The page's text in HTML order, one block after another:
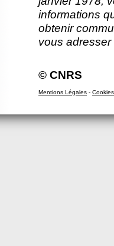
informations
obtenir
vous
© CNRS
Mentions Légales - Cookies